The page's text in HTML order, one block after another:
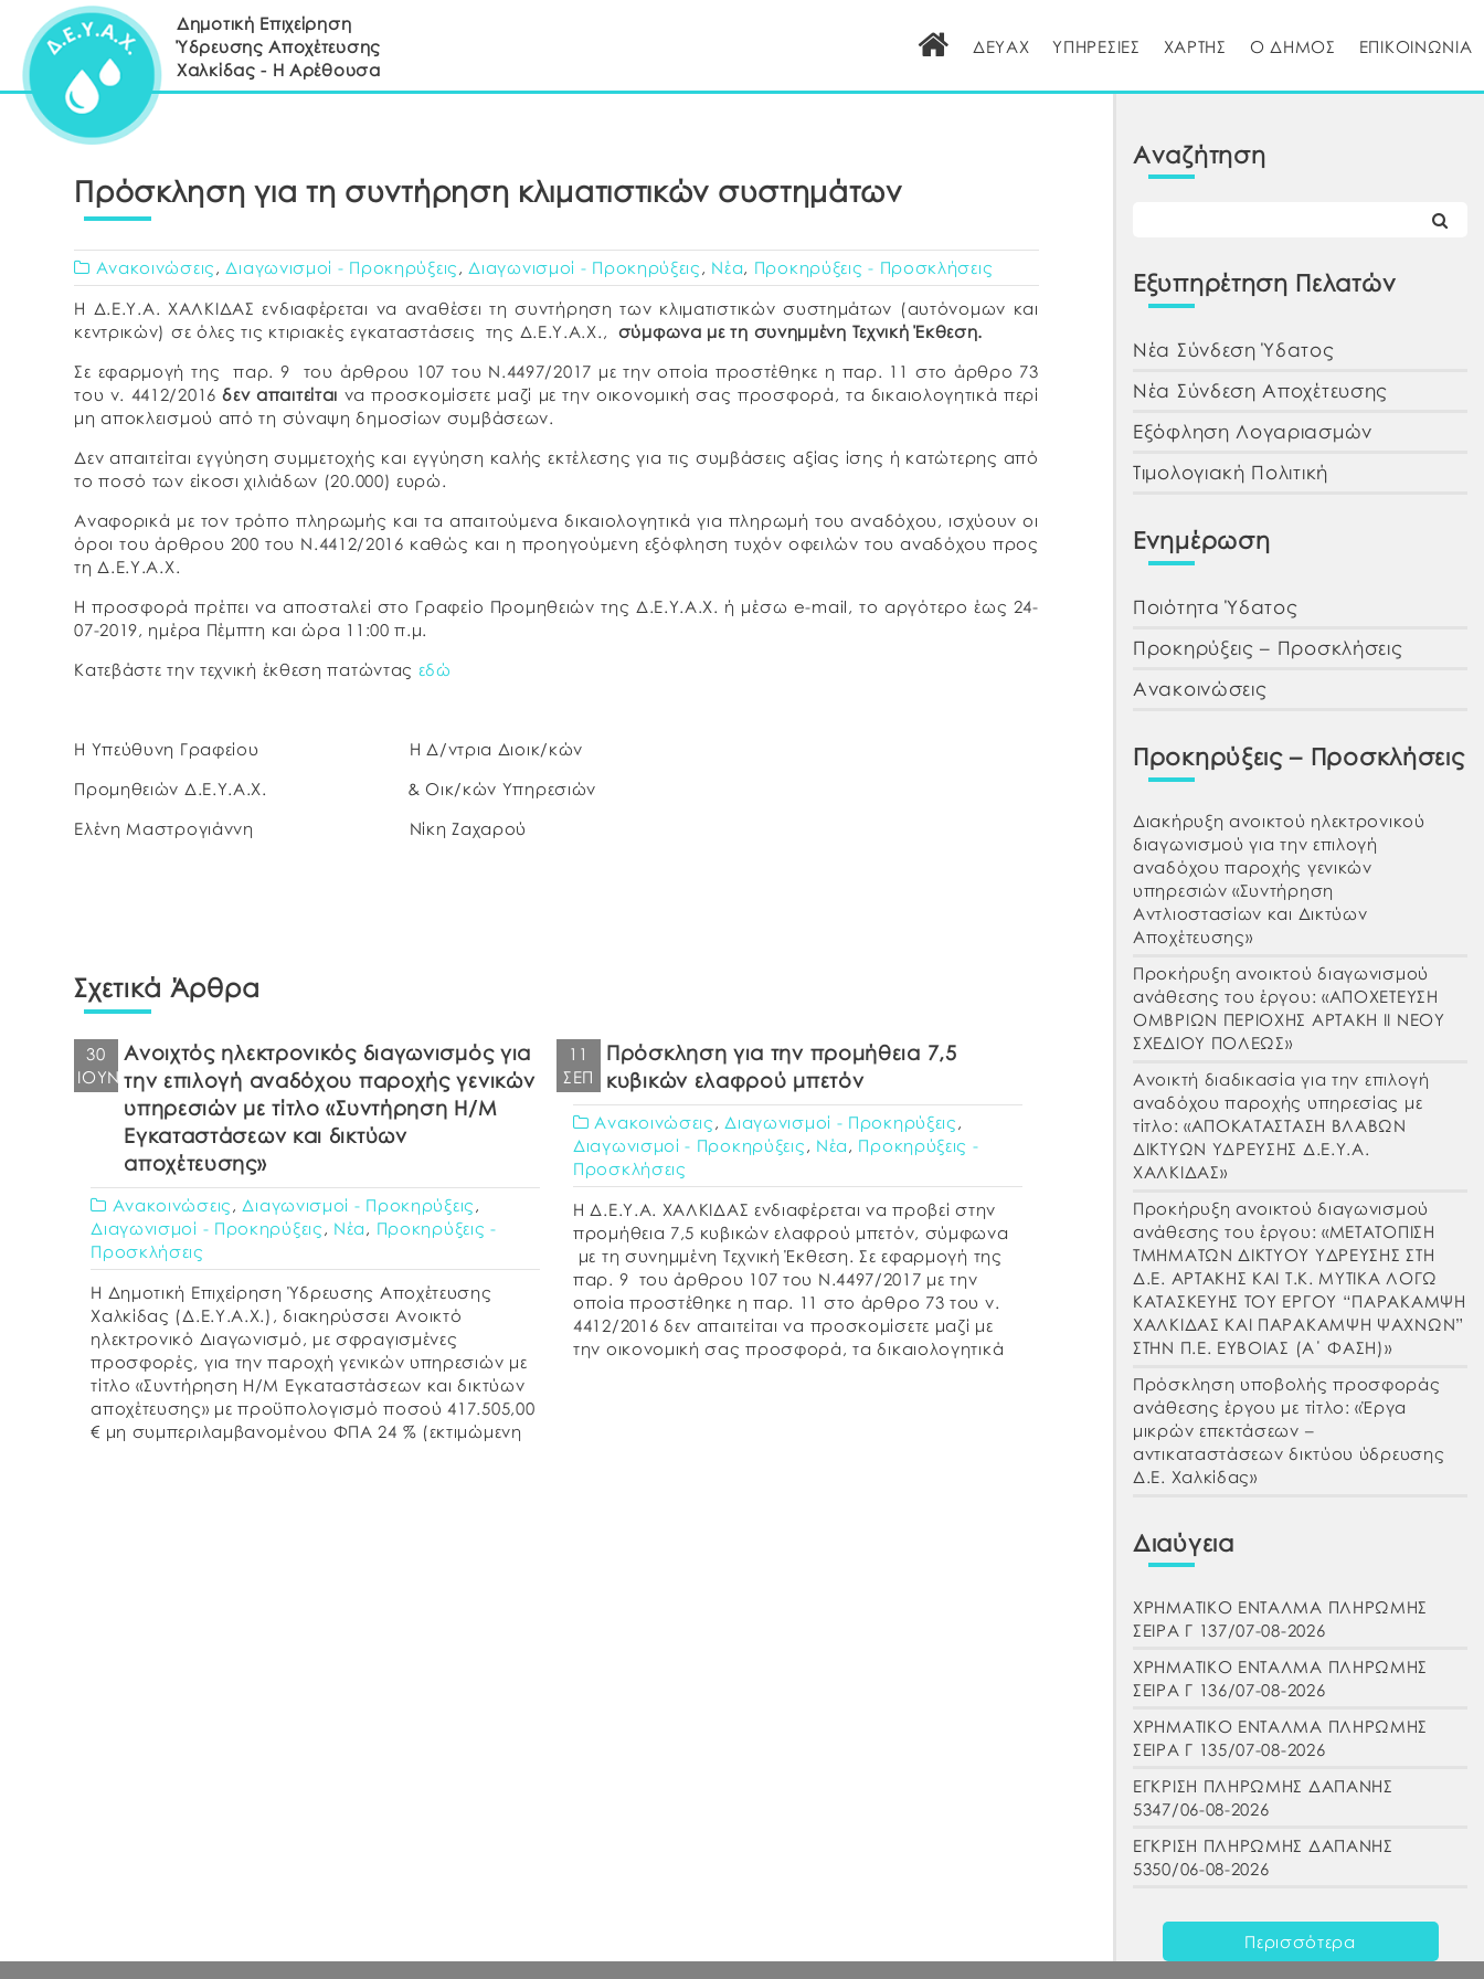
Δημοτική Επιχείρηση
Ύδρευσης Αποχέτευσης
Χαλκίδας - Η Αρέθουσα
ΔΕΥΑΧ ΥΠΗΡΕΣΙΕΣ ΧΑΡΤΗΣ Ο ΔΗΜΟΣ ΕΠΙΚΟΙΝΩΝΙΑ
Πρόσκληση για τη συντήρηση κλιματιστικών συστημάτων
Ανακοινώσεις , Διαγωνισμοί - Προκηρύξεις , Διαγωνισμοί - Προκηρύξεις , Νέα, Προκηρύξεις - Προσκλήσεις
Η Δ.Ε.Υ.Α. ΧΑΛΚΙΔΑΣ ενδιαφέρεται να αναθέσει τη συντήρηση των κλιματιστικών συστημάτων (αυτόνομων και
κεντρικών) σε όλες τις κτιριακές εγκαταστάσεις της Δ.Ε.Υ.Α.Χ., σύμφωνα με τη συνημμένη Τεχνική Έκθεση.
Σε εφαρμογή της παρ. 9 του άρθρου 107 του Ν.4497/2017 με την οποία προστέθηκε η παρ. 11 στο άρθρο 73
του ν. 4412/2016δεν απαιτείται να προσκομίσετε μαζί με την οικονομική σας προσφορά, τα δικαιολογητικά περί
μη αποκλεισμού από τη σύναψη δημοσίων συμβάσεων.
Δεν απαιτείται εγγύηση συμμετοχής και εγγύηση καλής εκτέλεσης για τις συμβάσεις αξίας ίσης ή κατώτερης από
το ποσό των είκοσι χιλιάδων (20.000) ευρώ.
Αναφορικά με τον τρόπο πληρωμής και τα απαιτούμενα δικαιολογητικά για πληρωμή του αναδόχου, ισχύουν οι
όροι του άρθρου 200 του Ν.4412/2016 καθώς και η προηγούμενη εξόφληση τυχόν οφειλών του αναδόχου προς
τη Δ.Ε.Υ.Α.Χ.
Η προσφορά πρέπει να αποσταλεί στο Γραφείο Προμηθειών της Δ.Ε.Υ.Α.Χ. ή μέσω e-mail, το αργότερο έως 24-
07-2019, ημέρα Πέμπτη και ώρα 11:00 π.μ.
Κατεβάστε την τεχνική έκθεση πατώντας εδώ
Η Υπεύθυνη Γραφείου Η Δ/ντρια Διοικ/κών
Προμηθειών Δ.Ε.Υ.Α.Χ. & Οικ/κών Υπηρεσιών
Ελένη Μαστρογιάννη Νίκη Ζαχαρού
Σχετικά Άρθρα
30
ΙΟΎΝ
Ανοιχτός ηλεκτρονικός διαγωνισμός για
την επιλογή αναδόχου παροχής γενικών
υπηρεσιών με τίτλο «Συντήρηση Η/Μ
Εγκαταστάσεων και δικτύων
αποχέτευσης»
Ανακοινώσεις , Διαγωνισμοί - Προκηρύξεις ,
Διαγωνισμοί - Προκηρύξεις , Νέα , Προκηρύξεις -
Προσκλήσεις
Η Δημοτική Επιχείρηση Ύδρευσης Αποχέτευσης
Χαλκίδας (Δ.Ε.Υ.Α.Χ.), διακηρύσσει Ανοικτό
ηλεκτρονικό Διαγωνισμό, με σφραγισμένες
προσφορές, για την παροχή γενικών υπηρεσιών με
τίτλο «Συντήρηση Η/Μ Εγκαταστάσεων και δικτύων
αποχέτευσης» με προϋπολογισμό ποσού 417.505,00
€ μη συμπεριλαμβανομένου ΦΠΑ 24 % (εκτιμώμενη
11
ΣΕΠ
Πρόσκληση για την προμήθεια 7,5
κυβικών ελαφρού μπετόν
Ανακοινώσεις , Διαγωνισμοί - Προκηρύξεις ,
Διαγωνισμοί - Προκηρύξεις , Νέα , Προκηρύξεις -
Προσκλήσεις
Η Δ.Ε.Υ.Α. ΧΑΛΚΙΔΑΣ ενδιαφέρεται να προβεί στην
προμήθεια 7,5 κυβικών ελαφρού μπετόν, σύμφωνα
με τη συνημμένη Τεχνική Έκθεση. Σε εφαρμογή της
παρ. 9 του άρθρου 107 του Ν.4497/2017 με την
οποία προστέθηκε η παρ. 11 στο άρθρο 73 του ν.
4412/2016 δεν απαιτείται να προσκομίσετε μαζί με
την οικονομική σας προσφορά, τα δικαιολογητικά
Αναζήτηση
Εξυπηρέτηση Πελατών
Νέα Σύνδεση Ύδατος
Νέα Σύνδεση Αποχέτευσης
Εξόφληση Λογαριασμών
Τιμολογιακή Πολιτική
Ενημέρωση
Ποιότητα Ύδατος
Προκηρύξεις – Προσκλήσεις
Ανακοινώσεις
Προκηρύξεις – Προσκλήσεις
Διακήρυξη ανοικτού ηλεκτρονικού
διαγωνισμού για την επιλογή
αναδόχου παροχής γενικών
υπηρεσιών «Συντήρηση
Αντλιοστασίων και Δικτύων
Αποχέτευσης»
Προκήρυξη ανοικτού διαγωνισμού
ανάθεσης του έργου: «ΑΠΟΧΕΤΕΥΣΗ
ΟΜΒΡΙΩΝ ΠΕΡΙΟΧΗΣ ΑΡΤΑΚΗ ΙΙ ΝΕΟΥ
ΣΧΕΔΙΟΥ ΠΟΛΕΩΣ»
Ανοικτή διαδικασία για την επιλογή
αναδόχου παροχής υπηρεσίας με
τίτλο: «ΑΠΟΚΑΤΑΣΤΑΣΗ ΒΛΑΒΩΝ
ΔΙΚΤΥΩΝ ΥΔΡΕΥΣΗΣ Δ.Ε.Υ.Α.
ΧΑΛΚΙΔΑΣ»
Προκήρυξη ανοικτού διαγωνισμού
ανάθεσης του έργου: «ΜΕΤΑΤΟΠΙΣΗ
ΤΜΗΜΑΤΩΝ ΔΙΚΤΥΟΥ ΥΔΡΕΥΣΗΣ ΣΤΗ
Δ.Ε. ΑΡΤΑΚΗΣ ΚΑΙ Τ.Κ. ΜΥΤΙΚΑ ΛΟΓΩ
ΚΑΤΑΣΚΕΥΗΣ ΤΟΥ ΕΡΓΟΥ “ΠΑΡΑΚΑΜΨΗ
ΧΑΛΚΙΔΑΣ ΚΑΙ ΠΑΡΑΚΑΜΨΗ ΨΑΧΝΩΝ”
ΣΤΗΝ Π.Ε. ΕΥΒΟΙΑΣ (Α΄ ΦΑΣΗ)»
Πρόσκληση υποβολής προσφοράς
ανάθεσης έργου με τίτλο: «Έργα
μικρών επεκτάσεων –
αντικαταστάσεων δικτύου ύδρευσης
Δ.Ε. Χαλκίδας»
Διαύγεια
ΧΡΗΜΑΤΙΚΟ ΕΝΤΑΛΜΑ ΠΛΗΡΩΜΗΣ
ΣΕΙΡΑ Γ 137/07-08-2026
ΧΡΗΜΑΤΙΚΟ ΕΝΤΑΛΜΑ ΠΛΗΡΩΜΗΣ
ΣΕΙΡΑ Γ 136/07-08-2026
ΧΡΗΜΑΤΙΚΟ ΕΝΤΑΛΜΑ ΠΛΗΡΩΜΗΣ
ΣΕΙΡΑ Γ 135/07-08-2026
ΕΓΚΡΙΣΗ ΠΛΗΡΩΜΗΣ ΔΑΠΑΝΗΣ
5347/06-08-2026
ΕΓΚΡΙΣΗ ΠΛΗΡΩΜΗΣ ΔΑΠΑΝΗΣ
5350/06-08-2026
Περισσότερα